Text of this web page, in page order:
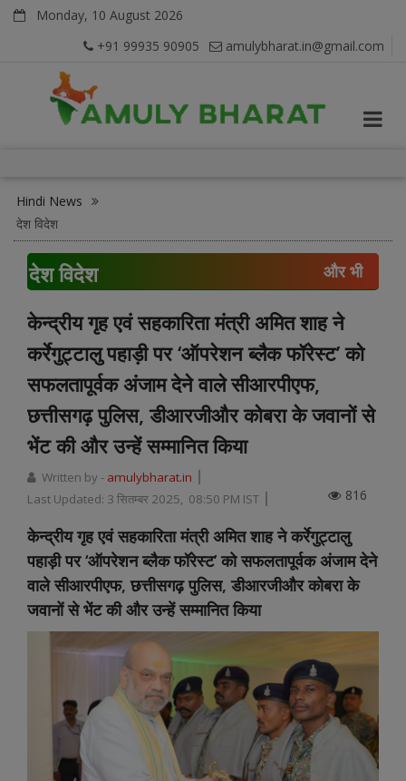
Monday, 10 August 2026
+91 99935 90905
amulybharat.in@gmail.com
Hindi News
देश विदेश
देश विदेश और भी
केन्द्रीय गृह एवं सहकारिता मंत्री अमित शाह ने
कर्रेगुट्टालु पहाड़ी पर ‘ऑपरेशन ब्लैक फॉरेस्ट’ को
सफलतापूर्वक अंजाम देने वाले सीआरपीएफ,
छत्तीसगढ़ पुलिस, डीआरजीऔर कोबरा के जवानों से
भेंट की और उन्हें सम्मानित किया
Written by - amulybharat.in
Last Updated: 3 सितम्बर 2025, 08:50 PM IST 816
केन्द्रीय गृह एवं सहकारिता मंत्री अमित शाह ने कर्रेगुट्टालु
पहाड़ी पर ‘ऑपरेशन ब्लैक फॉरेस्ट’ को सफलतापूर्वक अंजाम देने
वाले सीआरपीएफ, छत्तीसगढ़ पुलिस, डीआरजीऔर कोबरा के
जवानों से भेंट की और उन्हें सम्मानित किया